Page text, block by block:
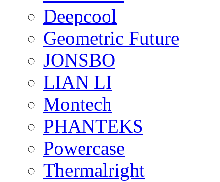
Deepcool
Geometric Future
JONSBO
LIAN LI
Montech
PHANTEKS
Powercase
Thermalright